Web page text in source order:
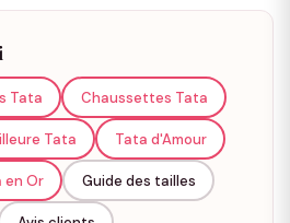
et personnalisé
à votre tata représente bien plus
un geste qui sort de l'ordinaire,
comme les fleurs ou les
message affectueux ou son
uniquequ'elle pourra porter
transforme un simple
Tata Chaussettes Tata
Tata Tata d'Amour
en Or Guide des tailles